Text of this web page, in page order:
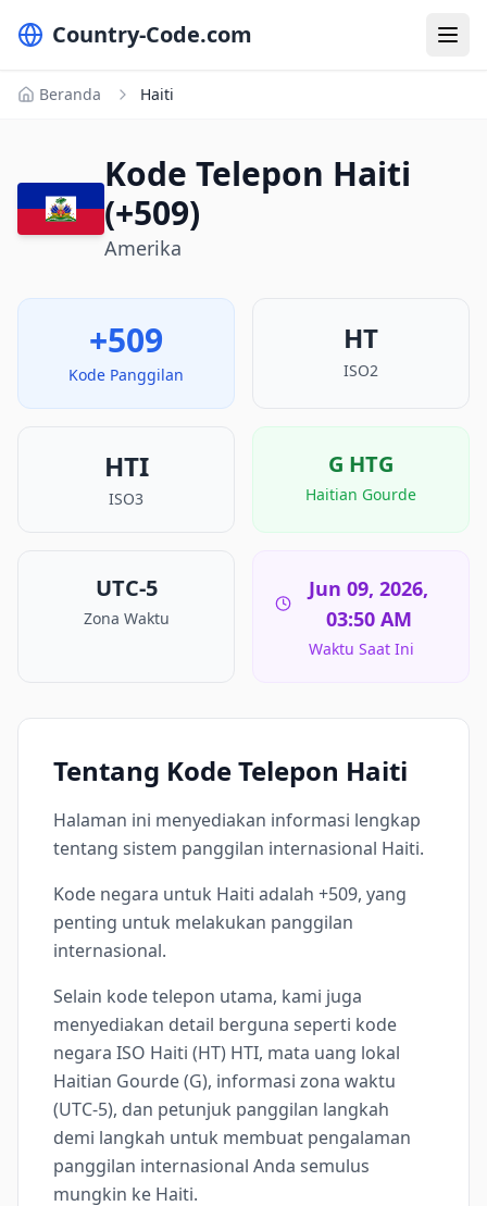
Country-Code.com
Beranda Haiti
Kode Telepon Haiti
(+509)
Amerika
+509
Kode Panggilan
HT
ISO2
HTI
ISO3
G HTG
Haitian Gourde
UTC-5
Zona Waktu
Jun 09, 2026,
03:50 AM
Waktu Saat Ini
Tentang Kode Telepon Haiti
Halaman ini menyediakan informasi lengkap
tentang sistem panggilan internasional Haiti.
Kode negara untuk Haiti adalah +509, yang
penting untuk melakukan panggilan
internasional.
Selain kode telepon utama, kami juga
menyediakan detail berguna seperti kode
negara ISO Haiti (HT) HTI, mata uang lokal
Haitian Gourde (G), informasi zona waktu
(UTC-5), dan petunjuk panggilan langkah
demi langkah untuk membuat pengalaman
panggilan internasional Anda semulus
mungkin ke Haiti.